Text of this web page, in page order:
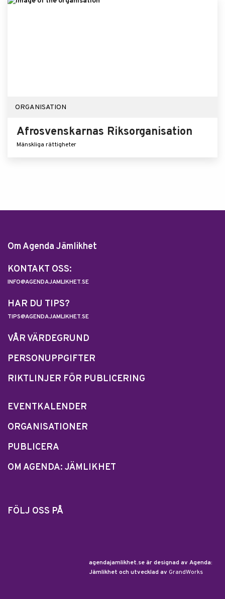
ORGANISATION
Afrosvenskarnas Riksorganisation
Mänskliga rättigheter
Om Agenda Jämlikhet
KONTAKT OSS:
INFO@AGENDAJAMLIKHET.SE
HAR DU TIPS?
TIPS@AGENDAJAMLIKHET.SE
VÅR VÄRDEGRUND
PERSONUPPGIFTER
RIKTLINJER FÖR PUBLICERING
EVENTKALENDER
ORGANISATIONER
PUBLICERA
OM AGENDA: JÄMLIKHET
FÖLJ OSS PÅ
agendajamlikhet.se är designad av Agenda:
Jämlikhet och utvecklad av GrandWorks